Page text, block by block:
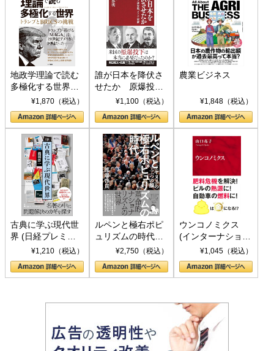
地政学理論で読む
多極化する世界：
トランプとBRICS
の挑戦
¥1,870（税込）
誰が日本を降伏さ
せたか 原爆投
下、ソ連参戦、そ
して聖断 (PHP新
書)
¥1,100（税込）
農業ビジネス
¥1,848（税込）
古典に学ぶ現代世
界 (日経プレミア
シリーズ)¥1,210（税込）
ルペンと極右ポピ
ュリズムの時代：
〈ヤヌス〉の二つ
の顔
¥2,750（税込）
ウンコノミクス
(インターナショナ
ル新書)¥1,045（税込）